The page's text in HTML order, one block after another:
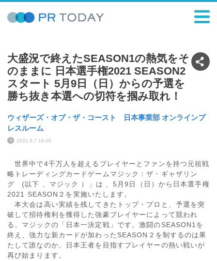
大盛況で終えたSEASON1の熱気をそ
のままに 日本選手権2021 SEASON2
スタート 5月9日（日）からの予選を
勝ち抜き本選への切符を掴み取れ！
ウィザーズ・オブ・ザ・コースト 日本事業部 オンラインプ
レスルーム
2021.5.7 16:00
世界中で4千万人を超えるプレイヤーとファンを持つ元祖戦
略トレーディングカードゲームマジック：ザ・ギャザリン
グ (以下 、マジック ）」は 、5月9日（日）から日本選手権
2021 SEASON２を実施いたします。
本大会は高い実績を残してきたトップ・プロと、予選を突
破して招待権利を獲得した強豪プレイヤーによって競われ
る、マジックの「日本一決定戦」です。激闘のSEASON1を
終え、強力な新カードが加わったSEASON２を制するのは果
たして誰なのか。日本王者を目指すプレイヤーの熱い戦いが
再び始まります。